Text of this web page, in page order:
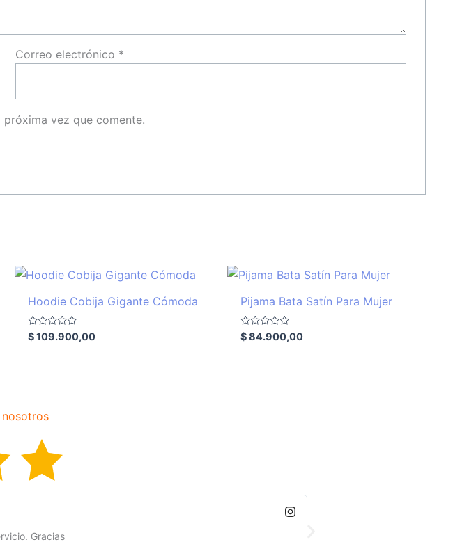
Correo electrónico *
vez que comente.
Hoodie Cobija Gigante Cómoda
Valorado
con
$109.900,00
Pijama Bata Satín Para Mujer
Valorado
con
$84.900,00
Gracias